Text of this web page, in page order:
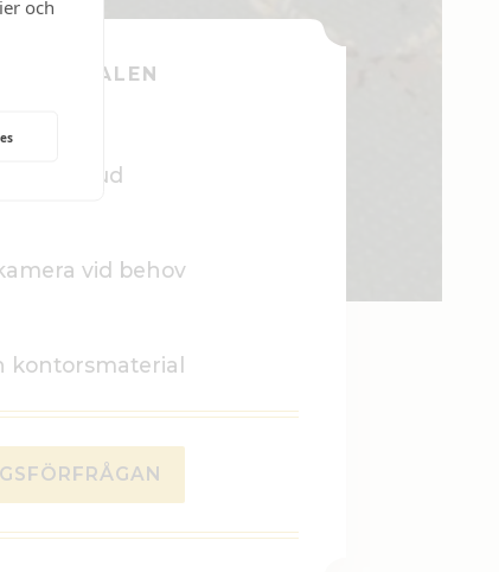
och
OM LOKALEN
samt ljud
vid behov
kontorsmaterial